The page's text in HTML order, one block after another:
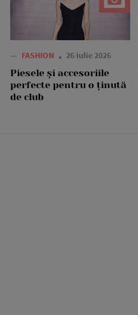
— FASHION 26 iulie 2026
Piesele și accesoriile
perfecte pentru o ținută
de club